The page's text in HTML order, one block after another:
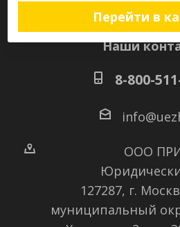
Перейти в
Наши
8-800-
ООО
127287, г.
муниципальный